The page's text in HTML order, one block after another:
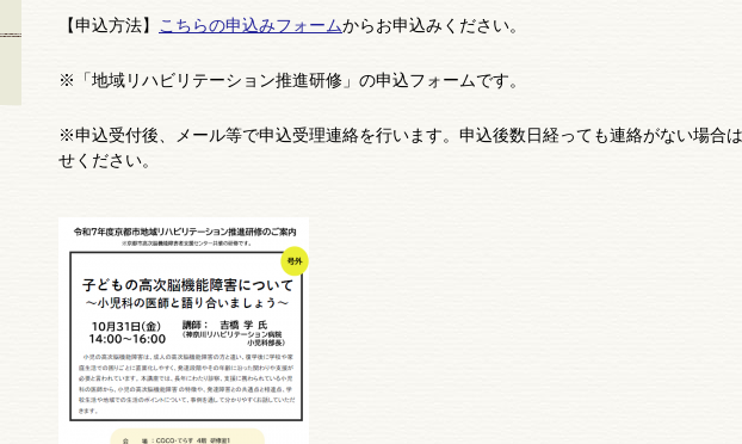
【申込方法】 こちらの申込みフォームからお申込みください。
※「地域リハビリテーション推進研修」の申込フォームです。
※申込受付後、メール等で申込受理連絡を行います。申込後数日経っても連絡がない場合
せください。